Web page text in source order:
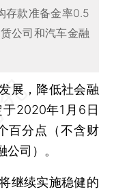
存款准备金率0.5
公司和汽车金融
展，降低社会融
2020年1月6日
百分点（不含财
司）。
继续实施稳健的